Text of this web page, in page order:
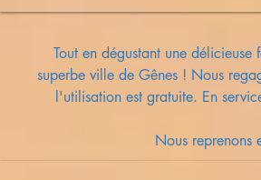
Tout en dégustant une
superbe ville de Gênes ! Nous
l'utilisation est gratuite. En
Nous reprenons